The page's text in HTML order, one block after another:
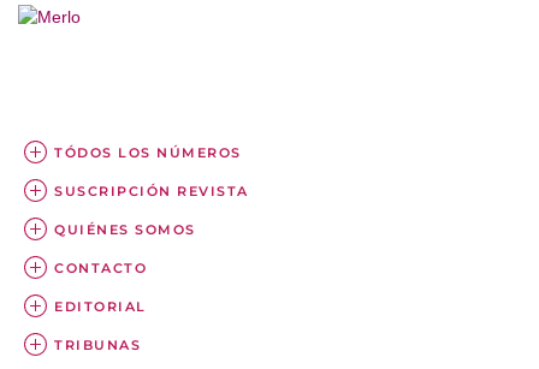
TÓDOS LOS NÚMEROS
SUSCRIPCIÓN REVISTA
QUIÉNES SOMOS
CONTACTO
EDITORIAL
TRIBUNAS